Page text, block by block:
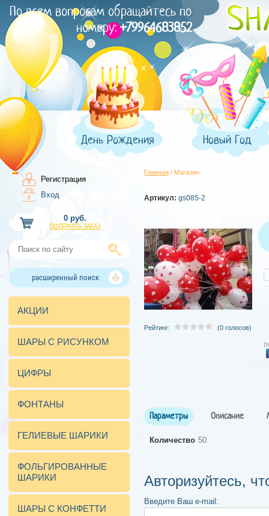
По всем вопросам обращайтесь по
номеру:+79964683852
День Рождения Новый Год
Регистрация
Вход
0 руб.
ОФОРМИТЬ ЗАКАЗ
расширенный поиск
АКЦИИ
ШАРЫ С РИСУНКОМ
ЦИФРЫ
ФОНТАНЫ
ГЕЛИЕВЫЕ ШАРИКИ
ФОЛЬГИРОВАННЫЕ
ШАРИКИ
ШАРЫ С КОНФЕТТИ
Главная / Магазин
Артикул: gs085-2
Рейтинг: (0 голосов)
Параметры Описание
Количество 50
Авторизуйтесь,
Введите Ваш e-mail: